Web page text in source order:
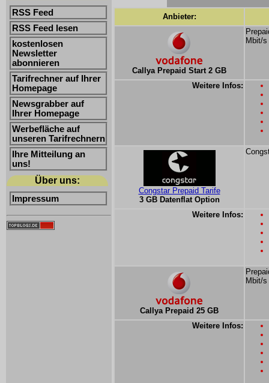
RSS Feed
RSS Feed lesen
kostenlosen
Newsletter
abonnieren
Tarifrechner auf Ihrer
Homepage
Newsgrabber auf
Ihrer Homepage
Werbefläche auf
unseren Tarifrechnern
Ihre Mitteilung an
uns!
Über uns:
Impressum
Anbieter:
Callya Prepaid Start 2 GB
Mbit/s
Weitere Infos:
Congstar Prepaid Tarife
3 GB Datenflat Option
Weitere Infos:
Callya Prepaid 25 GB
Mbit/s
Weitere Infos: